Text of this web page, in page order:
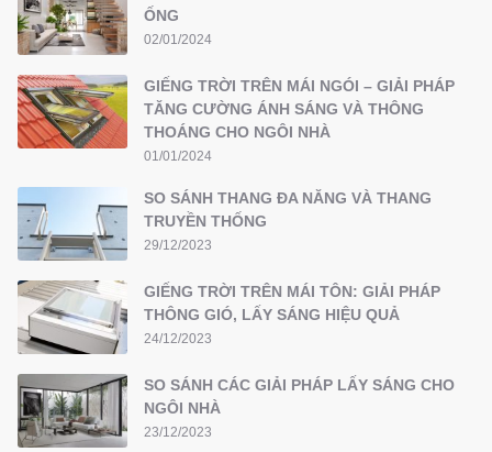
ỐNG
02/01/2024
GIẾNG TRỜI TRÊN MÁI NGÓI – GIẢI PHÁP
TĂNG CƯỜNG ÁNH SÁNG VÀ THÔNG
THOÁNG CHO NGÔI NHÀ
01/01/2024
SO SÁNH THANG ĐA NĂNG VÀ THANG
TRUYỀN THỐNG
29/12/2023
GIẾNG TRỜI TRÊN MÁI TÔN: GIẢI PHÁP
THÔNG GIÓ, LẤY SÁNG HIỆU QUẢ
24/12/2023
SO SÁNH CÁC GIẢI PHÁP LẤY SÁNG CHO
NGÔI NHÀ
23/12/2023